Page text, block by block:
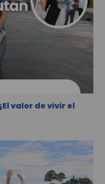
valor de vivir el